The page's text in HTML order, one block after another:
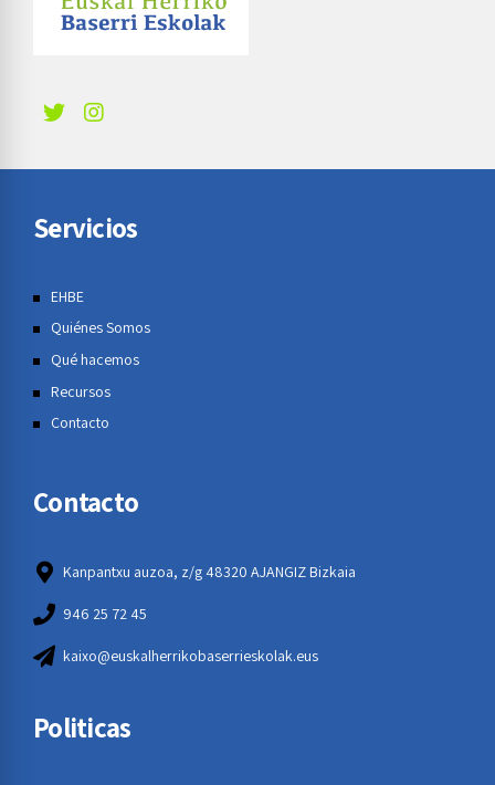
Servicios
EHBE
Quiénes Somos
Qué hacemos
Recursos
Contacto
Contacto
Kanpantxu auzoa, z/g 48320 AJANGIZ Bizkaia
946 25 72 45
kaixo@euskalherrikobaserrieskolak.eus
Politicas